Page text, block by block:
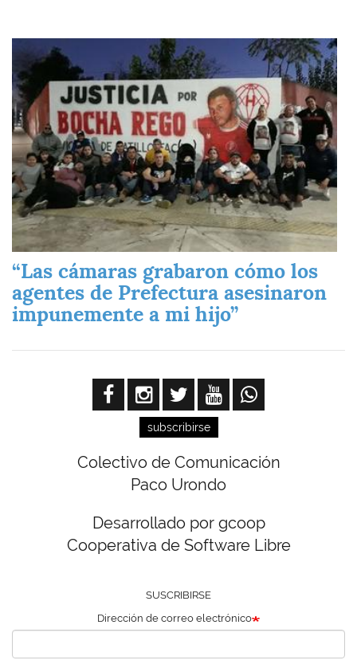
“Las cámaras grabaron cómo los
agentes de Prefectura asesinaron
impunemente a mi hijo”
subscribirse
Colectivo de Comunicación
Paco Urondo
Desarrollado por gcoop
Cooperativa de Software Libre
SUSCRIBIRSE
Dirección de correo electrónico